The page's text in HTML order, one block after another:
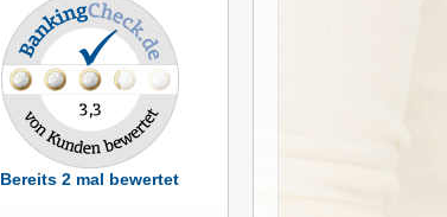
Bereits 2 mal bewertet